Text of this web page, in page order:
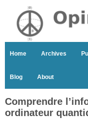
Home Archives
Blog About
Comprendre
ordinateur